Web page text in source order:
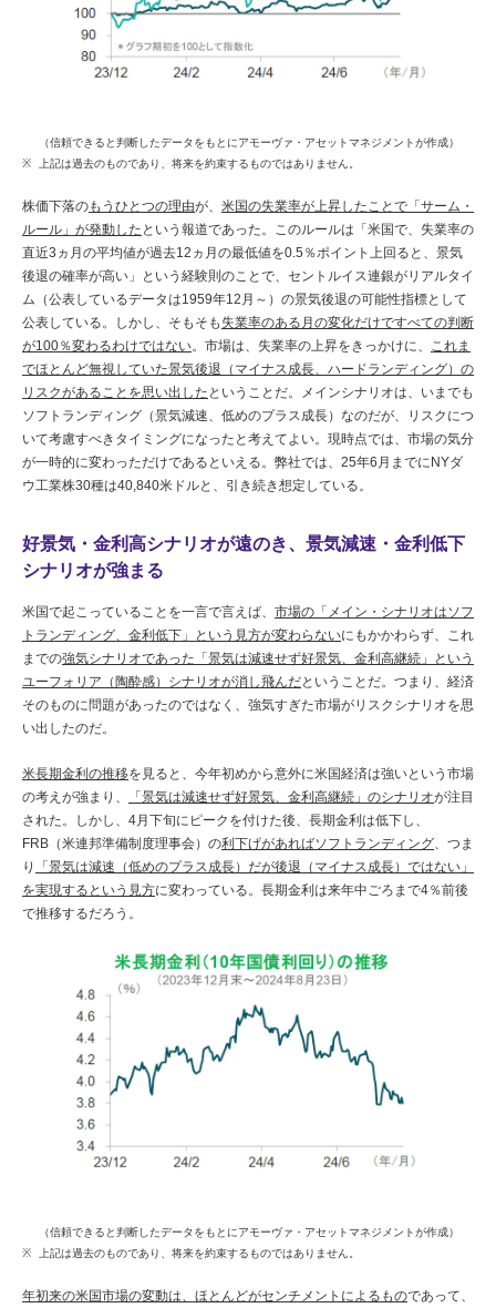
（信頼できると判断したデータをもとにアモーヴァ・アセットマネジメントが作成）
上記は過去のものであり、将来を約束するものではありません。
株価下落のもうひとつの理由が、 米国の失業率が上昇したことで「サーム・
ルール」が発動した という報道であった。このルールは「米国で、失業率の
直近3ヵ月の平均値が過去12ヵ月の最低値を0.5％ポイント上回ると、景気
後退の確率が高い」という経験則のことで、セントルイス連銀がリアルタイ
ム（公表しているデータは1959年12月～）の景気後退の可能性指標として
公表している。しかし、そもそも 失業率のある月の変化だけですべての判断
が100％変わるわけではない。市場は、失業率の上昇をきっかけに、 これま
でほとんど無視していた景気後退（マイナス成長、ハードランディング）の
リスクがあることを思い出した ということだ。メインシナリオは、いまでも
ソフトランディング（景気減速、低めのプラス成長）なのだが、リスクにつ
いて考慮すべきタイミングになったと考えてよい。現時点では、市場の気分
が一時的に変わっただけであるといえる。弊社では、25年6月までにNYダ
ウ工業株30種は40,840米ドルと、引き続き想定している。
好景気・金利高シナリオが遠のき、景気減速・金利低下
シナリオが強まる
米国で起こっていることを一言で言えば、 市場の「メイン・シナリオはソフ
トランディング、金利低下」という見方が変わらないにもかかわらず、これ
までの強気シナリオであった「景気は減速せず好景気、金利高継続」という
ユーフォリア（陶酔感）シナリオが消し飛んだということだ。つまり、経済
そのものに問題があったのではなく、強気すぎた市場がリスクシナリオを思
い出したのだ。
米長期金利の推移を見ると、今年初めから意外に米国経済は強いという市場
の考えが強まり、
「景気は減速せず好景気、金利高継続」のシナリオが注目
された。しかし、4月下旬にピークを付けた後、長期金利は低下し、
FRB（米連邦準備制度理事会）の利下げがあればソフトランディング、つま
り
「景気は減速（低めのプラス成長）だが後退（マイナス成長）ではない」
を実現するという見方に変わっている。長期金利は来年中ごろまで4％前後
で推移するだろう。
（信頼できると判断したデータをもとにアモーヴァ・アセットマネジメントが作成）
上記は過去のものであり、将来を約束するものではありません。
年初来の米国市場の変動は、ほとんどがセンチメントによるものであって、